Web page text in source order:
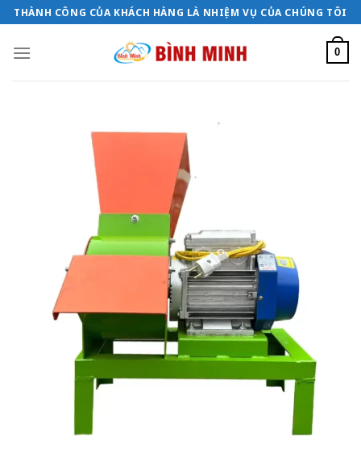
Bỏ
qua
nội
THÀNH CÔNG CỦA KHÁCH HÀNG LÀ NHIỆM VỤ CỦA CHÚNG TÔI
0